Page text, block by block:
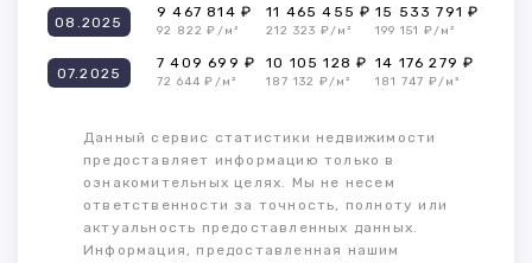
08.2025
9 467 814 ₽
92 822 ₽/м²
11 465 455 ₽
212 323 ₽/м²
15 533 791 ₽
199 151 ₽/м²
07.2025
7 409 699 ₽
72 644 ₽/м²
10 105 128 ₽
187 132 ₽/м²
14 176 279 ₽
181 747 ₽/м²
Данный сервис статистики недвижимости
предоставляет информацию только в
ознакомительных целях. Мы не несем
ответственности за точность, полноту или
актуальность предоставленных данных.
Информация, предоставленная нашим